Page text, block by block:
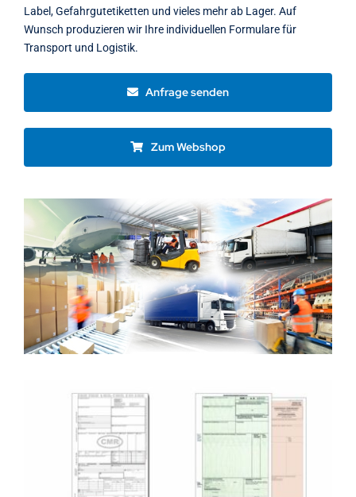
Label, Gefahrgutetiketten und vieles mehr ab Lager. Auf
Wunsch produzieren wir Ihre individuellen Formulare für
Transport und Logistik.
Anfrage senden
Zum Webshop